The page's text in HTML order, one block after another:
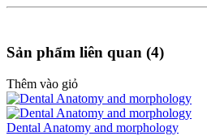
Sản phẩm liên quan (4)
Thêm vào giỏ
Dental Anatomy and morphology